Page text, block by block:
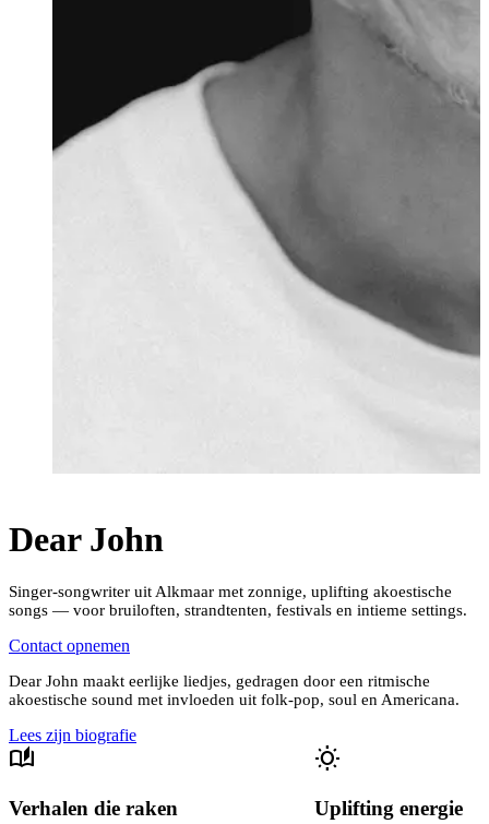
Dear John
Singer-songwriter uit Alkmaar met zonnige, uplifting akoestische
songs — voor bruiloften, strandtenten, festivals en intieme settings.
Contact opnemen
Dear John maakt eerlijke liedjes, gedragen door een ritmische
akoestische sound met invloeden uit folk-pop, soul en Americana.
Lees zijn biografie
auto_stories
Verhalen die raken
wb_sunny
Uplifting energie